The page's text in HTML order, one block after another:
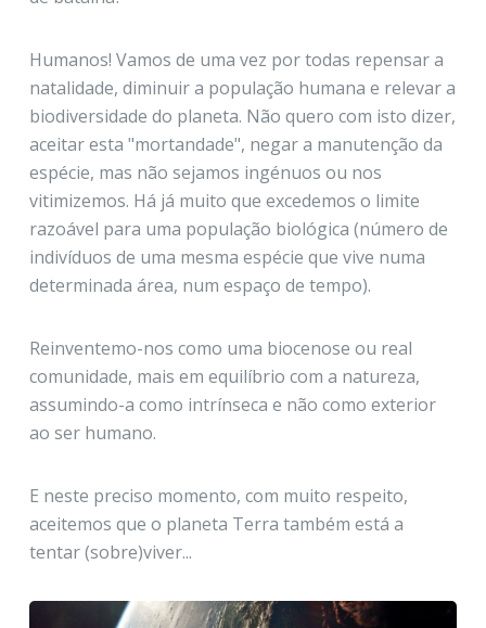
Humanos! Vamos de uma vez por todas repensar a
natalidade, diminuir a população humana e relevar a
biodiversidade do planeta. Não quero com isto dizer,
aceitar esta "mortandade", negar a manutenção da
espécie, mas não sejamos ingénuos ou nos
vitimizemos. Há já muito que excedemos o limite
razoável para uma população biológica (número de
indivíduos de uma mesma espécie que vive numa
determinada área, num espaço de tempo).
Reinventemo-nos como uma biocenose ou real
comunidade, mais em equilíbrio com a natureza,
assumindo-a como intrínseca e não como exterior
ao ser humano.
E neste preciso momento, com muito respeito,
aceitemos que o planeta Terra também está a
tentar (sobre)viver...